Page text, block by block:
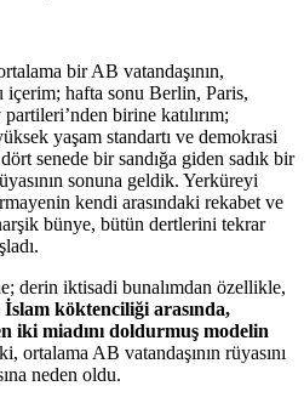
bir AB vatandaşının,
içerim; hafta sonu Berlin, Paris,
birine katılırım;
yaşam standartı ve demokrasi
senede bir sandığa giden sadık bir
sonuna geldik. Yerküreyi
kendi arasındaki rekabet ve
bünye, bütün dertlerini tekrar
derin iktisadi bunalımdan özellikle,
İslam köktenciliği arasında,
iki miadını doldurmuş modelin
ortalama AB vatandaşının rüyasını
neden oldu.